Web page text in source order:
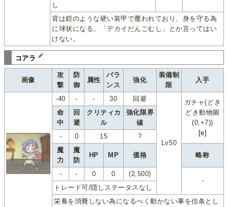
し
背は鎧のような硬い装甲で覆われており、身を守る為
に球状になる。「デカイだんごむし」とか言ってはい
けない。
コアラ
画像
攻
撃
防
御
属性
バラ
ンス
強化
装備制
限
入手
-40 - - 30 回避
Lv50
ガチャ(どき
どき動物園
(0,+7))
[e]
命
中
回
避
クリティカ
ル
強化限界
値
-
0 15
?
魔
力
魔
防
HP MP 価格 略称
- - 0 0
(2,500)
-
トレード可/隠しステータスなし
栄養を消費しない為になるべく動かない事を信条とし